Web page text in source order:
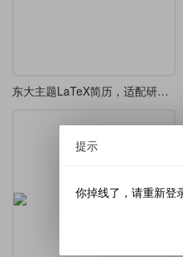
东大主题LaTeX简历，适配研究生求职与学术交流
提示
你掉线了，请重新登